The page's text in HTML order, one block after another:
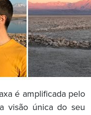
é amplificada pelo
visão única do seu